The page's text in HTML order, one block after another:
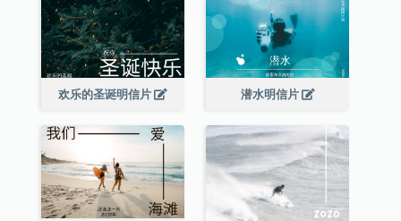
欢乐的圣诞明信片 潜水明信片